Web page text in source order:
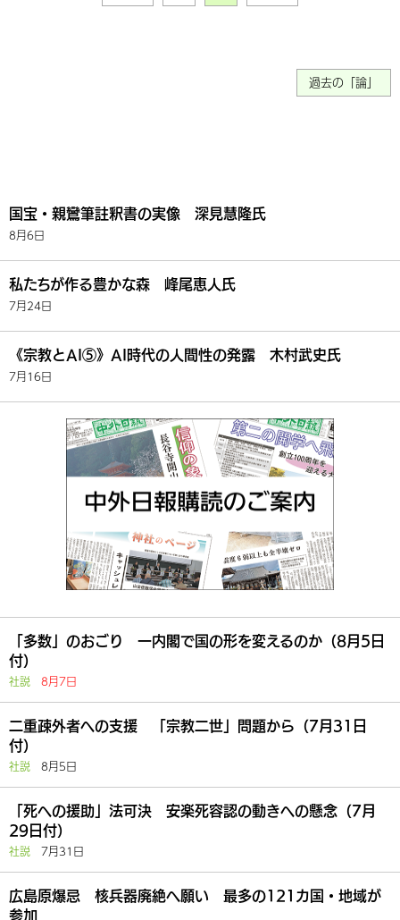
過去の「論」
国宝・親鸞筆註釈書の実像 深見慧隆氏
8月6日
私たちが作る豊かな森 峰尾恵人氏
7月24日
《宗教とAI⑤》AI時代の人間性の発露 木村武史氏
7月16日
「多数」のおごり 一内閣で国の形を変えるのか（8月5日
付）
社説 8月7日
二重疎外者への支援 「宗教二世」問題から（7月31日
付）
社説 8月5日
「死への援助」法可決 安楽死容認の動きへの懸念（7月
29日付）
社説 7月31日
広島原爆忌 核兵器廃絶へ願い 最多の121カ国・地域が
参加